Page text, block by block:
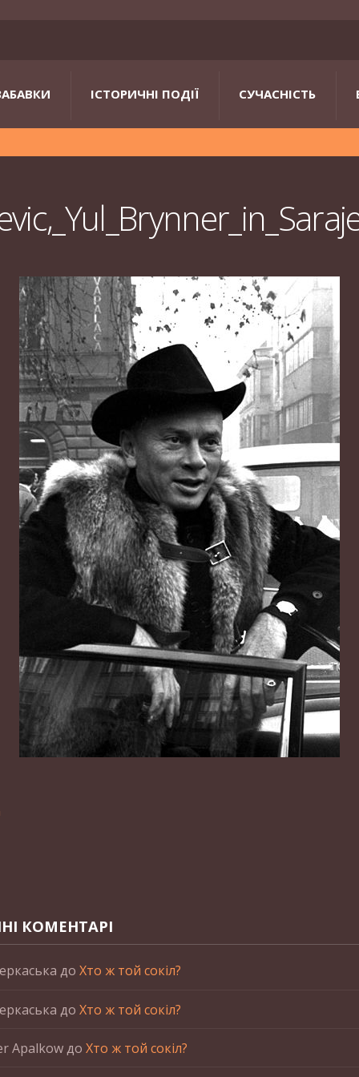
ІСТОРИЧНІ ПОДІЇ СУЧАСНІСТЬ
КОМЕНТАРІ
до Хто ж той сокіл?
до Хто ж той сокіл?
Apalkowдо Хто ж той сокіл?